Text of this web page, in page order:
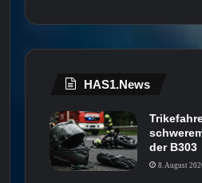
HAS1.News
der B303
8. August